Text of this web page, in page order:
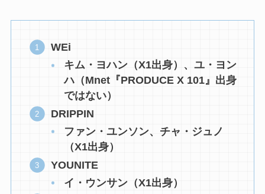
WEi
キム・ヨハン（X1出身）、ユ・ヨン
ハ（Mnet『PRODUCE X 101』出身
ではない）
DRIPPIN
ファン・ユンソン、チャ・ジュノ
（X1出身）
YOUNITE
イ・ウンサン（X1出身）